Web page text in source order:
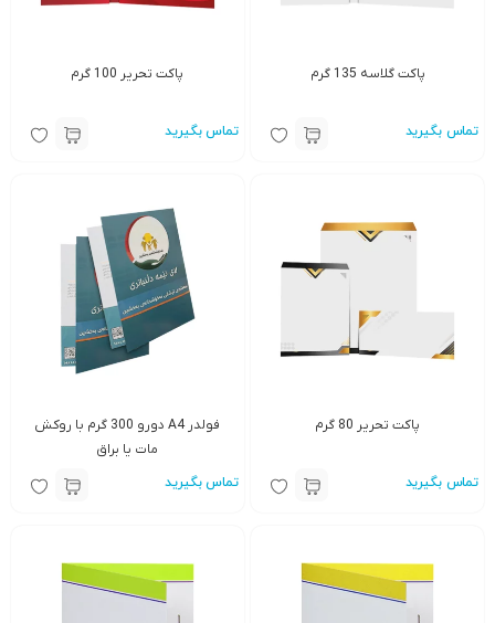
پاکت گلاسه 135 گرم
تماس بگیرید
پاکت تحریر 100 گرم
تماس بگیرید
پاکت تحریر 80 گرم
تماس بگیرید
فولدر A4 دورو 300 گرم با روکش
مات یا براق
تماس بگیرید